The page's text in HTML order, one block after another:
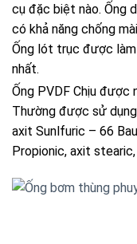
cụ đặc biệt nào. Ống
có khả năng chống
Ống lót trục được
nhất.
Ống PVDF Chịu
Thường được sử
axit Sunlfuric – 66
Propionic, axit